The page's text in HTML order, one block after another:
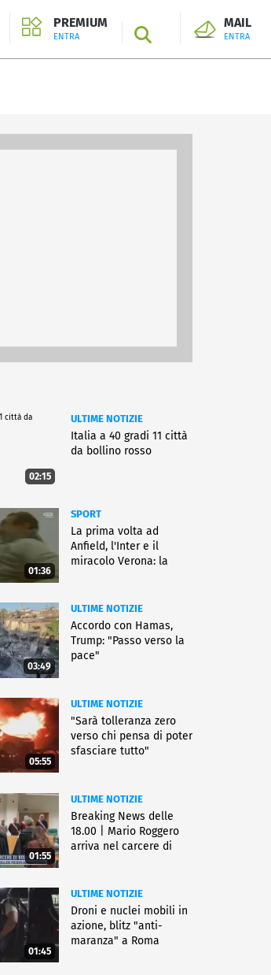
PREMIUM
ENTRA SEARCH
MAIL
ENTRA
02:15
ULTIME NOTIZIE
Italia a 40 gradi 11 città
da bollino rosso
01:36
SPORT
La prima volta ad
Anfield, l'Inter e il
miracolo Verona: la
03:49
ULTIME NOTIZIE
Accordo con Hamas,
Trump: "Passo verso la
pace"
05:55
ULTIME NOTIZIE
"Sarà tolleranza zero
verso chi pensa di poter
sfasciare tutto"
01:55
ULTIME NOTIZIE
Breaking News delle
18.00 | Mario Roggero
arriva nel carcere di
01:45
ULTIME NOTIZIE
Droni e nuclei mobili in
azione, blitz "anti-
maranza" a Roma